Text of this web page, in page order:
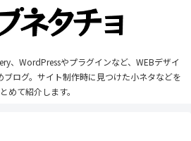
、WordPressやプラグインなど、WEBデザイ
ブログ。サイト制作時に見つけた小ネタなどを
めて紹介します。